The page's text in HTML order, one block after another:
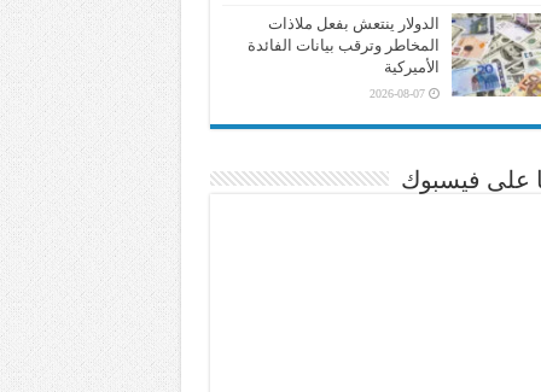
الدولار ينتعش بفعل ملاذات
المخاطر وترقب بيانات الفائدة
الأميركية
2026-08-07
على فيسبوك